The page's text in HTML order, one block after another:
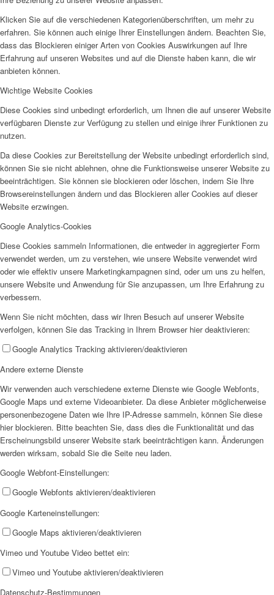
Klicken Sie auf die verschiedenen Kategorienüberschriften, um mehr zu
erfahren. Sie können auch einige Ihrer Einstellungen ändern. Beachten Sie,
dass das Blockieren einiger Arten von Cookies Auswirkungen auf Ihre
Erfahrung auf unseren Websites und auf die Dienste haben kann, die wir
anbieten können.
Wichtige Website Cookies
Diese Cookies sind unbedingt erforderlich, um Ihnen die auf unserer Website
verfügbaren Dienste zur Verfügung zu stellen und einige ihrer Funktionen zu
nutzen.
Da diese Cookies zur Bereitstellung der Website unbedingt erforderlich sind,
können Sie sie nicht ablehnen, ohne die Funktionsweise unserer Website zu
beeinträchtigen. Sie können sie blockieren oder löschen, indem Sie Ihre
Browsereinstellungen ändern und das Blockieren aller Cookies auf dieser
Website erzwingen.
Google Analytics-Cookies
Diese Cookies sammeln Informationen, die entweder in aggregierter Form
verwendet werden, um zu verstehen, wie unsere Website verwendet wird
oder wie effektiv unsere Marketingkampagnen sind, oder um uns zu helfen,
unsere Website und Anwendung für Sie anzupassen, um Ihre Erfahrung zu
verbessern.
Wenn Sie nicht möchten, dass wir Ihren Besuch auf unserer Website
verfolgen, können Sie das Tracking in Ihrem Browser hier deaktivieren:
Google Analytics Tracking aktivieren/deaktivieren
Andere externe Dienste
Wir verwenden auch verschiedene externe Dienste wie Google Webfonts,
Google Maps und externe Videoanbieter. Da diese Anbieter möglicherweise
personenbezogene Daten wie Ihre IP-Adresse sammeln, können Sie diese
hier blockieren. Bitte beachten Sie, dass dies die Funktionalität und das
Erscheinungsbild unserer Website stark beeinträchtigen kann. Änderungen
werden wirksam, sobald Sie die Seite neu laden.
Google Webfont-Einstellungen:
Google Webfonts aktivieren/deaktivieren
Google Karteneinstellungen:
Google Maps aktivieren/deaktivieren
Vimeo und Youtube Video bettet ein:
Vimeo und Youtube aktivieren/deaktivieren
Datenschutz-Bestimmungen